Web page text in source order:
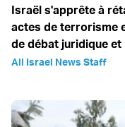
Israël s'apprête à
actes de terrorisme
de débat juridique et
All Israel News Staff